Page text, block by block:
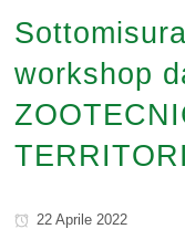
workshop
22 Aprile 2022